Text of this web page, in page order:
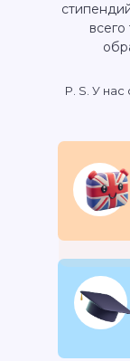
P. S. У